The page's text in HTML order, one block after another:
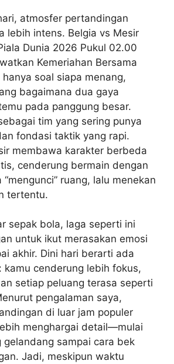
atmosfer pertandingan
lebih intens. Belgia vs Mesir
Dunia 2026 Pukul 02.00
Kemeriahan Bersama
hanya soal siapa menang,
bagaimana dua gaya
pada panggung besar.
tim yang sering punya
fondasi taktik yang rapi.
membawa karakter berbeda
cenderung bermain dengan
ruang, lalu menekan
tertentu.
sepak bola, laga seperti ini
untuk ikut merasakan emosi
akhir. Dini hari berarti ada
kamu cenderung lebih fokus,
setiap peluang terasa seperti
pengalaman saya,
di luar jam populer
menghargai detail—mulai
gelandang sampai cara bek
Jadi, meskipun waktu